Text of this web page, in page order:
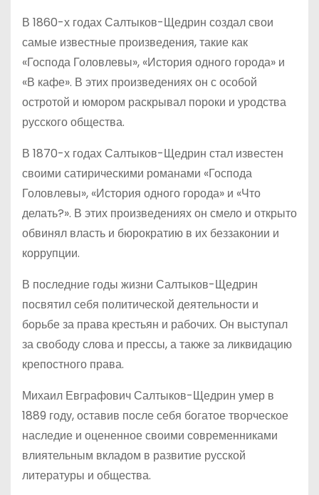
В 1860-х годах Салтыков-Щедрин создал свои
самые известные произведения, такие как
«Господа Головлевы», «История одного города» и
«В кафе». В этих произведениях он с особой
остротой и юмором раскрывал пороки и уродства
русского общества.
В 1870-х годах Салтыков-Щедрин стал известен
своими сатирическими романами «Господа
Головлевы», «История одного города» и «Что
делать?». В этих произведениях он смело и открыто
обвинял власть и бюрократию в их беззаконии и
коррупции.
В последние годы жизни Салтыков-Щедрин
посвятил себя политической деятельности и
борьбе за права крестьян и рабочих. Он выступал
за свободу слова и прессы, а также за ликвидацию
крепостного права.
Михаил Евграфович Салтыков-Щедрин умер в
1889 году, оставив после себя богатое творческое
наследие и оцененное своими современниками
влиятельным вкладом в развитие русской
литературы и общества.